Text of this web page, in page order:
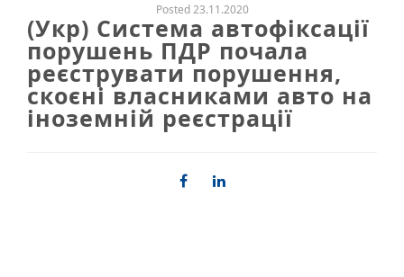
Posted 23.11.2020
(Укр) Система автофіксації
порушень ПДР почала
реєструвати порушення,
скоєні власниками авто на
іноземній реєстрації